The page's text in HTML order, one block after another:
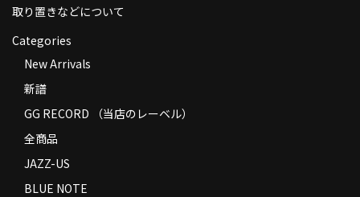
コンディション
Privacy Policy
Contact
取り置きなどについて
Categories
New Arrivals
新譜
GG RECORD （当店のレーベル）
全商品
JAZZ-US
BLUE NOTE